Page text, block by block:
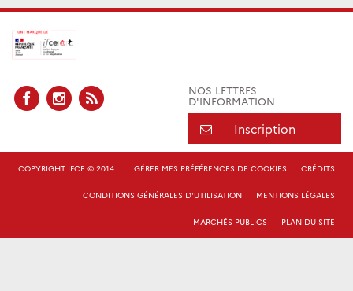
NOS LETTRES
D'INFORMATION
Inscription
COPYRIGHT IFCE © 2014 CRÉDITS
GÉRER MES PRÉFÉRENCES DE COOKIES
MENTIONS LÉGALES
CONDITIONS GÉNÉRALES D'UTILISATION
PLAN DU SITE
MARCHÉS PUBLICS